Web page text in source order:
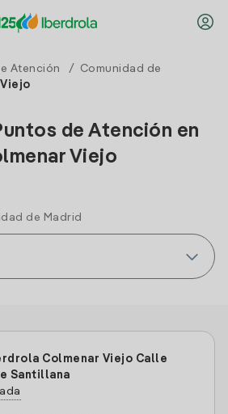
Atención /
Comunidad de
de Atención en
Viejo
de Madrid
Colmenar Viejo Calle
Santillana